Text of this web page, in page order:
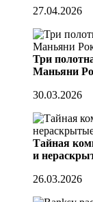
27.04.2026
Три
Маньяни
30.03.2026
Тайная
и
26.03.2026